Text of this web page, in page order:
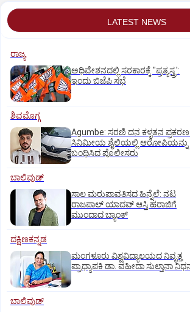
LATEST NEWS
ರಾಜ್ಯ
ಅಧಿವೇಶನದಲ್ಲಿ ಸರಕಾರಕ್ಕೆ "ಪ್ರತ್ಯಸ್ತ್ರ':
ಇಂದು ಬಿಜೆಪಿ ಸಭೆ
ಶಿವಮೊಗ್ಗ
Agumbe: ಸರಣಿ ದನ ಕಳ್ಳತನ ಪ್ರಕರಣ:
ಸಿನಿಮೀಯ ಶೈಲಿಯಲ್ಲಿ ಆರೋಪಿಯನ್ನು
ಬಂಧಿಸಿದ ಪೊಲೀಸರು
ಬಾಲಿವುಡ್‌
ಸಾಲ ಮರುಪಾವತಿಸದ ಹಿನ್ನೆಲೆ: ನಟ
ರಾಜಪಾಲ್ ಯಾದವ್‌ ಆಸ್ತಿ ಹರಾಜಿಗೆ
ಮುಂದಾದ ಬ್ಯಾಂಕ್
ದಕ್ಷಿಣಕನ್ನಡ
ಮಂಗಳೂರು ವಿಶ್ವವಿದ್ಯಾಲಯದ ನಿವೃತ್ತ
ಪ್ರಾಧ್ಯಾಪಕಿ ಡಾ. ವಹೀದಾ ಸುಲ್ತಾನಾ
ಬಾಲಿವುಡ್‌